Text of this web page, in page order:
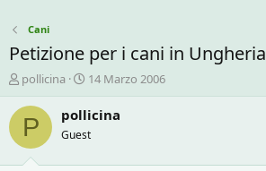
Cani
Petizione per i cani in Ungheria
C
r
e
t
o
pollicina
D
a
t
d
14 Marzo 2006
P pollicina
Guest